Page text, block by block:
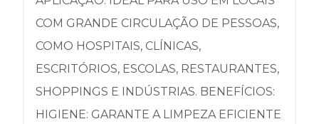
COM GRANDE CIRCULAÇÃO DE PESSOAS,
COMO HOSPITAIS, CLÍNICAS,
ESCRITÓRIOS, ESCOLAS, RESTAURANTES,
SHOPPINGS E INDÚSTRIAS. BENEFÍCIOS:
HIGIENE: GARANTE A LIMPEZA EFICIENTE